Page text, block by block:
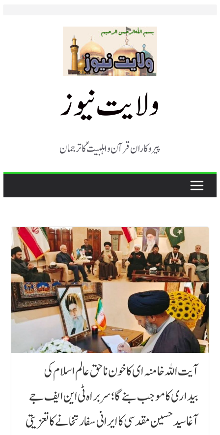
ولایت نیوز
پیروکاران قرآن و اہلبیت ؑ کا ترجمان
آیت اللہ خامنہ ای کا خون ناحق عالم اسلام کی
بیداری کا موجب بنے گا؛ سربراہ ٹی این ایف جے
آغا سید حسین مقدسی کا ایرانی سفارتخانے کا تعزیتی